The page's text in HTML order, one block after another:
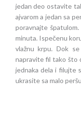
jedan deo ostavite
ajvarom a jedan sa
poravnajte
minuta. Ispečenu
vlažnu krpu. Dok
napravite fil tako što
jednaka dela i filujte
ukrasite sa malo